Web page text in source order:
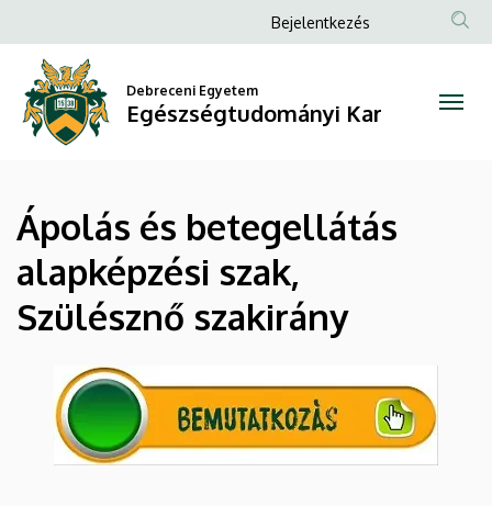
és
betegellátás
alapképzési
szak,
Szülésznő
szakirány
Egészségtudományi
Kar
a
tartalomra
Anonim
menüje
Bejelentkezés
Debreceni Egyetem
Egészségtudományi Kar
Ápolás és betegellátás
alapképzési szak,
Szülésznő szakirány